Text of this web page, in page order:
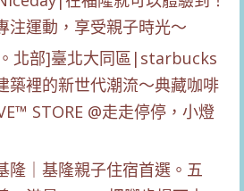
注運動，享受親子時光～
隆｜基隆親子住宿首選。五